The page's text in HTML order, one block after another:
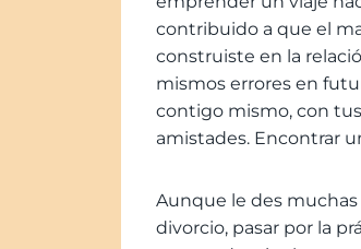
contribuido a que el
construiste en la
mismos errores en
contigo mismo, con
amistades. Encontrar
Aunque le des muchas
divorcio, pasar por la